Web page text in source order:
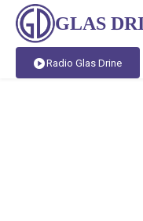
GLAS
Radio Glas Drine